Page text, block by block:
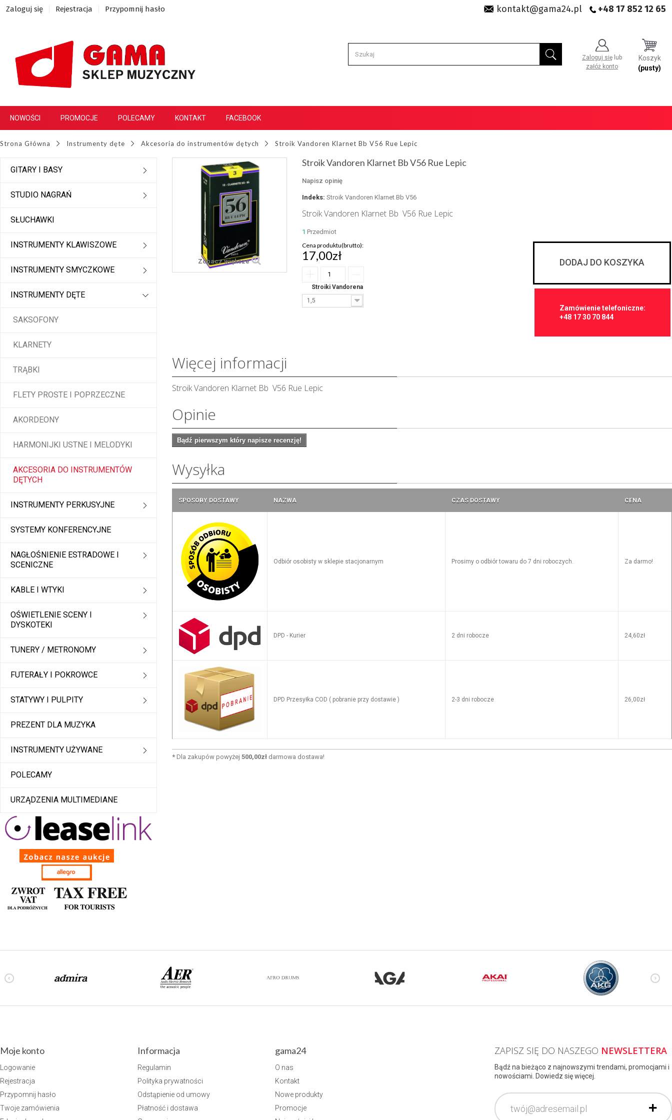
Zaloguj się Rejestracja Przypomnij hasło kontakt@gama24.pl +48 17 852 12 65
Zaloguj się lub
załóż konto
Koszyk
(pusty)
NOWOŚCI PROMOCJE POLECAMY KONTAKT FACEBOOK
Strona Główna Instrumenty dęte Akcesoria do instrumentów dętych Stroik Vandoren Klarnet Bb V56 Rue Lepic
GITARY I BASY
STUDIO NAGRAŃ
SŁUCHAWKI
INSTRUMENTY KLAWISZOWE
INSTRUMENTY SMYCZKOWE
INSTRUMENTY DĘTE
SAKSOFONY
KLARNETY
TRĄBKI
FLETY PROSTE I POPRZECZNE
AKORDEONY
HARMONIJKI USTNE I MELODYKI
AKCESORIA DO INSTRUMENTÓW
DĘTYCH
INSTRUMENTY PERKUSYJNE
SYSTEMY KONFERENCYJNE
NAGŁOŚNIENIE ESTRADOWE I
SCENICZNE
KABLE I WTYKI
OŚWIETLENIE SCENY I
DYSKOTEKI
TUNERY / METRONOMY
FUTERAŁY I POKROWCE
STATYWY I PULPITY
PREZENT DLA MUZYKA
INSTRUMENTY UŻYWANE
POLECAMY
URZĄDZENIA MULTIMEDIANE
Zobacz większe
Stroik Vandoren Klarnet Bb V56 Rue Lepic
Napisz opinię
Indeks: Stroik Vandoren Klarnet Bb V56
Stroik Vandoren Klarnet Bb V56 Rue Lepic
1 Przedmiot
Cena produktu(brutto):
17,00zł
Stroiki Vandorena
1,5
DODAJ DO KOSZYKA
Zamówienie telefoniczne:
+48 17 30 70 844
Więcej informacji
Stroik Vandoren Klarnet Bb V56 Rue Lepic
Opinie
Bądź pierwszym który napisze recenzję!
Wysyłka
SPOSOBY DOSTAWY NAZWA CZAS DOSTAWY CENA
Odbiór osobisty w sklepie stacjonarnym Prosimy o odbiór towaru do 7 dni roboczych. Za darmo!
DPD - Kurier 2 dni robocze 24,60zł
DPD Przesyłka COD ( pobranie przy dostawie ) 2-3 dni robocze 26,00zł
*Dla zakupów powyżej 500,00złdarmowa dostawa!
Moje konto
Logowanie
Rejestracja
Przypomnij hasło
Twoje zamówienia
Informacja
Regulamin
Polityka prywatności
Odstąpienie od umowy
Płatność i dostawa
gama24
O nas
Kontakt
Nowe produkty
Promocje
ZAPISZ SIĘ DO NASZEGO NEWSLETTERA
Bądź na bieżąco z najnowszymi trendami, promocjami i
nowościami. Dowiedz się więcej.